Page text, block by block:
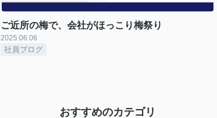
ご近所の梅で、会社がほっこり梅祭り
2025.06.06
社員ブログ
おすすめのカテゴリ